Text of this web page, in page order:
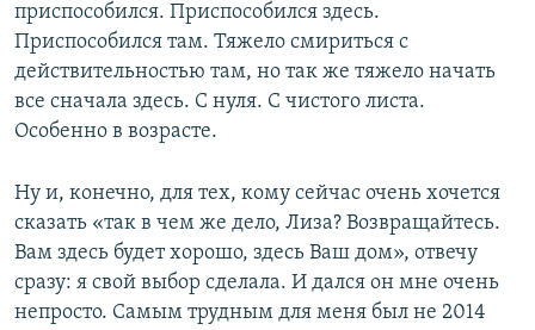
приспособился. Приспособился здесь.
Приспособился там. Тяжело смириться с
действительностью там, но так же тяжело начать
все сначала здесь. С нуля. С чистого листа.
Особенно в возрасте.
Ну и, конечно, для тех, кому сейчас очень хочется
сказать «так в чем же дело, Лиза? Возвращайтесь.
Вам здесь будет хорошо, здесь Ваш дом», отвечу
сразу: я свой выбор сделала. И дался он мне очень
непросто. Самым трудным для меня был не 2014